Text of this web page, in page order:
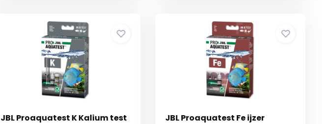
JBL Proaquatest K Kalium test
JBL Proaquatest Fe ijzer